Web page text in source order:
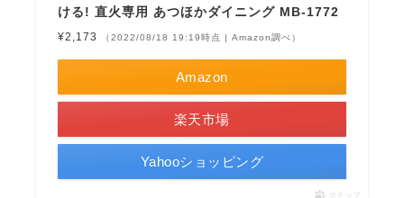
ける! 直火専用 あつほかダイニング MB-1772
¥2,173 （2022/08/18 19:19時点 | Amazon調べ）
Amazon
楽天市場
Yahooショッピング
ポチップ